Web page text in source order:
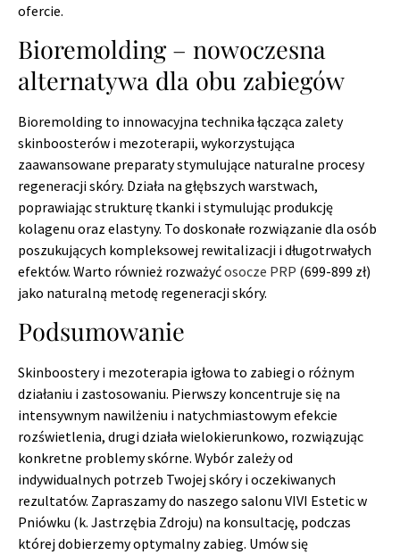
ofercie.
Bioremolding – nowoczesna
alternatywa dla obu zabiegów
Bioremolding to innowacyjna technika łącząca zalety
skinboosterów i mezoterapii, wykorzystująca
zaawansowane preparaty stymulujące naturalne procesy
regeneracji skóry. Działa na głębszych warstwach,
poprawiając strukturę tkanki i stymulując produkcję
kolagenu oraz elastyny. To doskonałe rozwiązanie dla osób
poszukujących kompleksowej rewitalizacji i długotrwałych
efektów. Warto również rozważyćosocze PRP (699-899 zł)
jako naturalną metodę regeneracji skóry.
Podsumowanie
Skinboostery i mezoterapia igłowa to zabiegi o różnym
działaniu i zastosowaniu. Pierwszy koncentruje się na
intensywnym nawilżeniu i natychmiastowym efekcie
rozświetlenia, drugi działa wielokierunkowo, rozwiązując
konkretne problemy skórne. Wybór zależy od
indywidualnych potrzeb Twojej skóry i oczekiwanych
rezultatów. Zapraszamy do naszego salonu VIVI Estetic w
Pniówku (k. Jastrzębia Zdroju) na konsultację, podczas
której dobierzemy optymalny zabieg. Umów się